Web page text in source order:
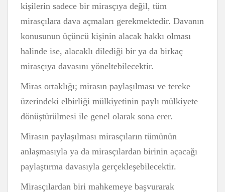
kişilerin sadece bir mirasçıya değil, tüm
mirasçılara dava açmaları gerekmektedir. Davanın
konusunun üçüncü kişinin alacak hakkı olması
halinde ise, alacaklı dilediği bir ya da birkaç
mirasçıya davasını yöneltebilecektir.
Miras ortaklığı; mirasın paylaşılması ve tereke
üzerindeki elbirliği mülkiyetinin paylı mülkiyete
dönüştürülmesi ile genel olarak sona erer.
Mirasın paylaşılması mirasçıların tümünün
anlaşmasıyla ya da mirasçılardan birinin açacağı
paylaştırma davasıyla gerçekleşebilecektir.
Mirasçılardan biri mahkemeye başvurarak